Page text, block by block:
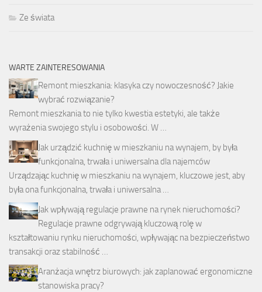
Ze świata
WARTE ZAINTERESOWANIA
Remont mieszkania: klasyka czy nowoczesność? Jakie
wybrać rozwiązanie?
Remont mieszkania to nie tylko kwestia estetyki, ale także
wyrażenia swojego stylu i osobowości. W …
Jak urządzić kuchnię w mieszkaniu na wynajem, by była
funkcjonalna, trwała i uniwersalna dla najemców
Urządzając kuchnię w mieszkaniu na wynajem, kluczowe jest, aby
była ona funkcjonalna, trwała i uniwersalna …
Jak wpływają regulacje prawne na rynek nieruchomości?
Regulacje prawne odgrywają kluczową rolę w
kształtowaniu rynku nieruchomości, wpływając na bezpieczeństwo
transakcji oraz stabilność …
Aranżacja wnętrz biurowych: jak zaplanować ergonomiczne
stanowiska pracy?